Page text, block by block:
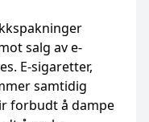
salg av e-
E-sigaretter,
samtidig
forbudt å dampe